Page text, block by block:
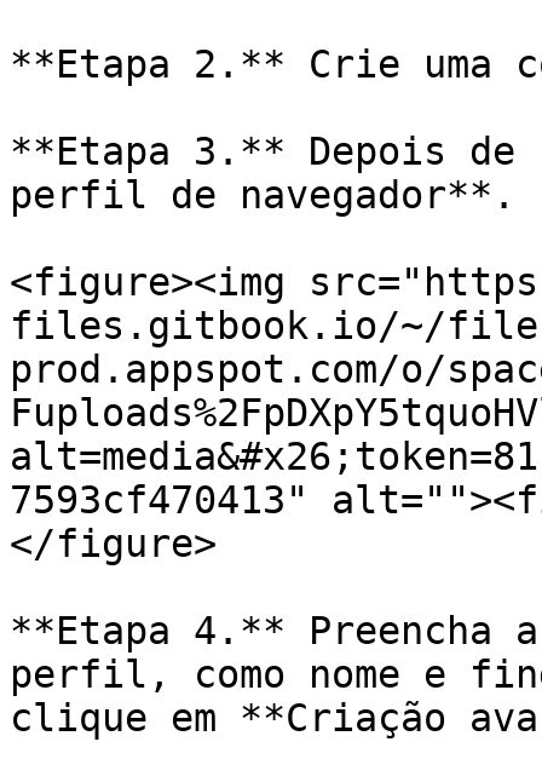
**Etapa 2.** Crie uma
**Etapa 3.** Depois
perfil de navegador**.
<figure><img
files.gitbook.io/~/
prod.appspot.com/o/
7593cf470413"
</figure>
**Etapa 4.** Preencha
perfil, como nome e
clique em **Criação